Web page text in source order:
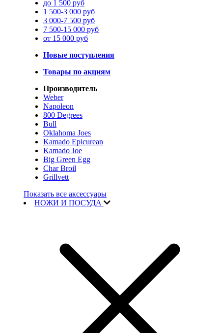
до 1 500 руб
1 500-3 000 руб
3 000-7 500 руб
7 500-15 000 руб
от 15 000 руб
Новые поступления
Товары по акциям
Производитель
Weber
Napoleon
800 Degrees
Bull
Oklahoma Joes
Kamado Epicurean
Kamado Joe
Big Green Egg
Char Broil
Grillvett
Показать все аксессуары
НОЖИ И ПОСУДА